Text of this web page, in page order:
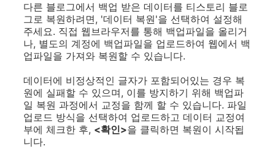
다른 블로그에서 백업 받은 데이터를 티스토리 블로
그로 복원하려면, '데이터 복원'을 선택하여 설정해
주세요. 직접 웹브라우저를 통해 백업파일을 올리거
나, 별도의 계정에 백업파일을 업로드하여 웹에서 백
업파일을 가져와 복원할 수 있습니다.
데이터에 비정상적인 글자가 포함되어있는 경우 복
원에 실패할 수 있으며, 이를 방지하기 위해 백업파
일 복원 과정에서 교정을 함께 할 수 있습니다. 파일
업로드 방식을 선택하여 업로드하고 데이터 교정여
부에 체크한 후, <확인>을 클릭하면 복원이 시작됩
니다.